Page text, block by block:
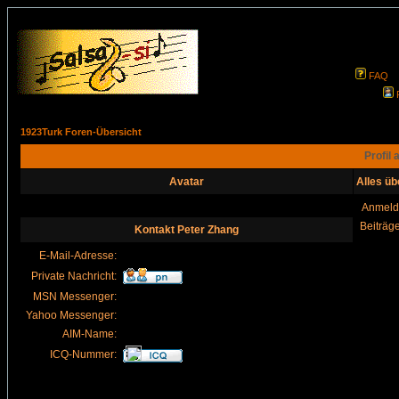
FAQ
1923Turk Foren-Übersicht
Profil
Avatar Alles
Kontakt Peter Zhang
E-Mail-Adresse:
Private Nachricht:
MSN Messenger:
Yahoo Messenger:
AIM-Name:
ICQ-Nummer: